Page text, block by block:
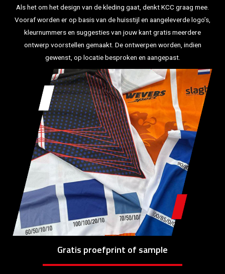
Als het om het design van de kleding gaat, denkt KCC graag mee.
Vooraf worden er op basis van de huisstijl en aangeleverde logo’s,
kleurnummers en suggesties van jouw kant gratis meerdere
ontwerp voorstellen gemaakt. De ontwerpen worden, indien
gewenst, op locatie besproken en aangepast.
Gratis proefprint of sample